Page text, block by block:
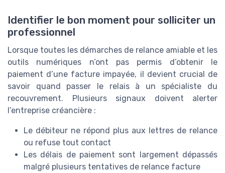
Identifier le bon moment pour solliciter un
professionnel
Lorsque toutes les démarches de relance amiable et les
outils numériques n’ont pas permis d’obtenir le
paiement d’une facture impayée, il devient crucial de
savoir quand passer le relais à un spécialiste du
recouvrement. Plusieurs signaux doivent alerter
l’entreprise créancière :
Le débiteur ne répond plus aux lettres de relance
ou refuse tout contact
Les délais de paiement sont largement dépassés
malgré plusieurs tentatives de relance facture